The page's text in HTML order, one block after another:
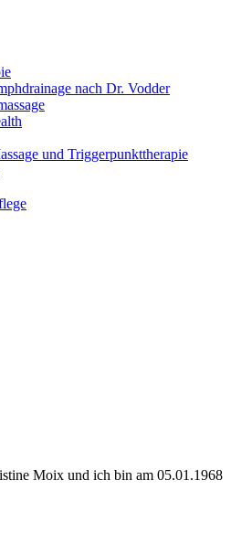
nach Dr. Vodder
und Triggerpunkttherapie
Moix und ich bin am 05.01.1968